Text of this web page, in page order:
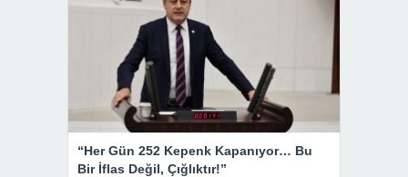
“Her Gün 252 Kepenk Kapanıyor… Bu
Bir İflas Değil, Çığlıktır!”